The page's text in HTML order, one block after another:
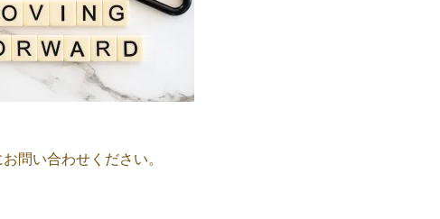
問い合わせください。